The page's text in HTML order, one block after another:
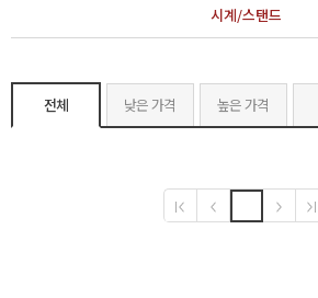
시계/스탠드
전체 낮은 가격 높은 가격